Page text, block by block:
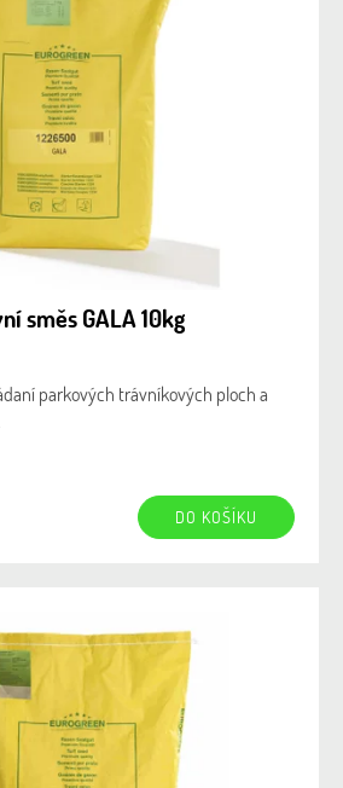
směs GALA 10kg
parkových trávníkových ploch a
DO KOŠÍKU